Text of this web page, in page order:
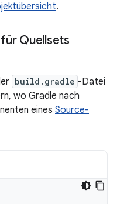
.
Quellsets
build.gradle -Datei
wo Gradle nach
eines Source-